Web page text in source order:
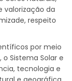
valorização da
respeito
por meio
Sistema Solar e
tecnologia e